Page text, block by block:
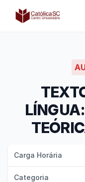
Católica SC | Experts
Carga Horária
Categoria